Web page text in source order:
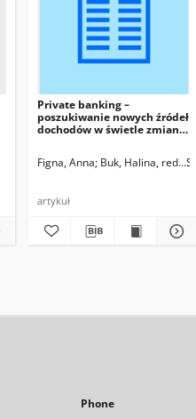
Private banking –
poszukiwanie nowych źródeł
dochodów w świetle zmian
Figna, Anna Buk, Halina, red.
artykuł
Phone